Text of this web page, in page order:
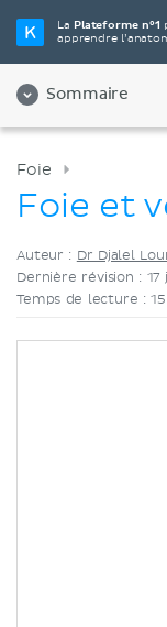
La Plateforme n°1
apprendre
Sommaire
Vidéos
Foie
Foie et
Auteur : Dr Djalel
Dernière révision : 17
Temps de lecture :